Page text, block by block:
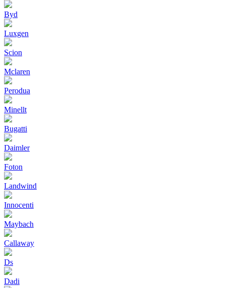
Byd
Luxgen
Scion
Mclaren
Perodua
Minellt
Bugatti
Daimler
Foton
Landwind
Innocenti
Maybach
Callaway
Ds
Dadi